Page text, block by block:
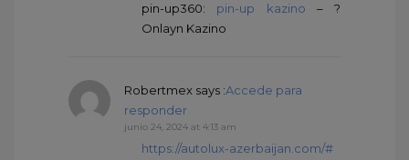
pin-up360: pin-up kazino – ?
Onlayn Kazino
Robertmex says :Accede para
responder
junio 24, 2024 at 4:13 am
https://autolux-azerbaijan.com/#